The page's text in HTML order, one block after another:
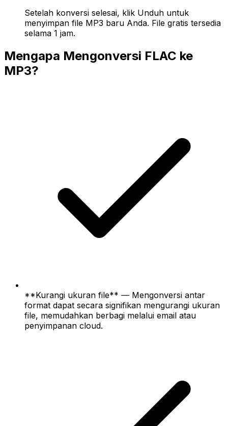
Setelah konversi selesai, klik Unduh untuk
menyimpan file MP3 baru Anda. File gratis tersedia
selama 1 jam.
Mengapa Mengonversi FLAC ke
MP3?
**Kurangi ukuran file** — Mengonversi antar
format dapat secara signifikan mengurangi ukuran
file, memudahkan berbagi melalui email atau
penyimpanan cloud.